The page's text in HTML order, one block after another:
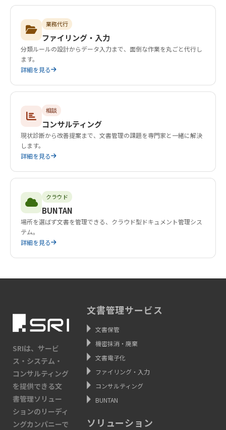
業務代行
ファイリング・入力
分類ルールの設計からデータ入力まで、面倒な作業を丸ごと代行し
ます。
詳細を見る
相談
コンサルティング
現状診断から改善提案まで、文書管理の課題を専門家と一緒に解決
します。
詳細を見る
クラウド
BUNTAN
場所を選ばず文書を管理できる、クラウド型ドキュメント管理シス
テム。
詳細を見る
SRIは、サービ
ス・システム・
コンサルティング
を提供できる文
書管理ソリュー
ションのリーディ
ングカンパニーで
文書管理サービス
文書保管
機密抹消・廃棄
文書電子化
ファイリング・入力
コンサルティング
BUNTAN
ソリューション